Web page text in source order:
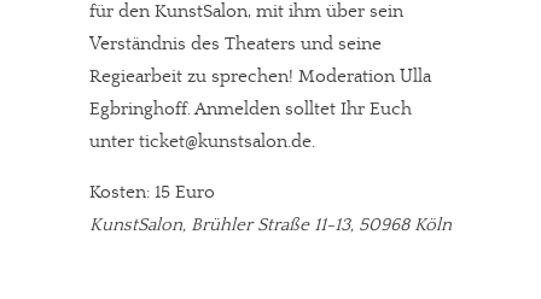
für den KunstSalon, mit ihm über sein
Verständnis des Theaters und seine
Regiearbeit zu sprechen! Moderation Ulla
Egbringhoff. Anmelden solltet Ihr Euch
unter ticket@kunstsalon.de.
Kosten: 15 Euro
KunstSalon, Brühler Straße 11-13, 50968 Köln